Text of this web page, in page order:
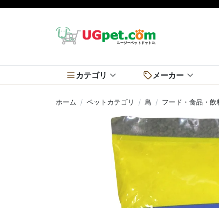
カテゴリ メーカー
ホーム ペットカテゴリ 鳥 フード・食品・飲